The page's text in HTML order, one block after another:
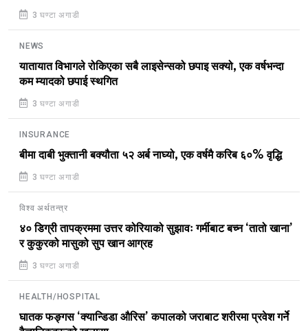
3 घण्टा अगाडी
NEWS
यातायात विभागले रोकिएका सबै लाइसेन्सको छपाइ सक्यो, एक वर्षभन्दा
कम म्यादको छपाई स्थगित
3 घण्टा अगाडी
INSURANCE
बीमा दाबी भुक्तानी बक्यौता ५२ अर्ब नाघ्यो, एक वर्षमै करिब ६०% वृद्धि
3 घण्टा अगाडी
विश्व अर्थतन्त्र
४० डिग्री तापक्रममा उत्तर कोरियाको सुझावः गर्मीबाट बच्न ‘तातो खाना’
र कुकुरको मासुको सुप खान आग्रह
3 घण्टा अगाडी
HEALTH/HOSPITAL
घातक फङ्गस ‘क्यान्डिडा औरिस’ कपालको जराबाट शरीरमा प्रवेश गर्ने